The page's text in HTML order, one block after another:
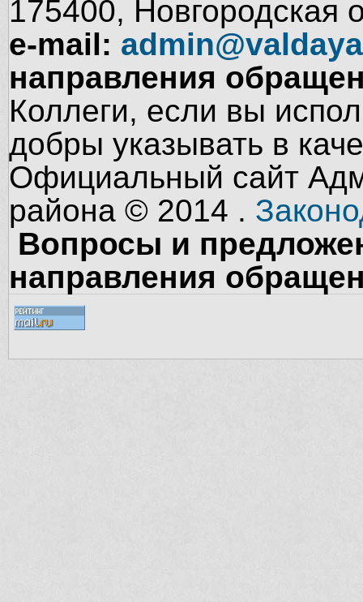
175400, Новгородская
e-mail:
направления
Коллеги, если вы
добры указывать в
Официальный сайт
района © 2014 .
Вопросы и
направления